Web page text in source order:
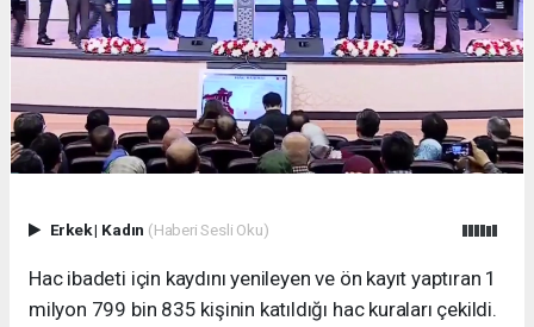
Erkek| Kadın (Haberi Sesli Oku)
Hac ibadeti için kaydını yenileyen ve ön kayıt yaptıran 1
milyon 799 bin 835 kişinin katıldığı hac kuraları çekildi.